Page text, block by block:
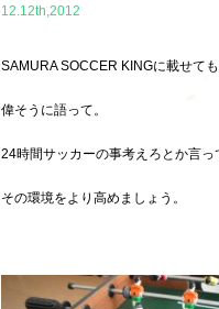
12.12th,2012
SAMURA SOCCER KINGに載せて
偉そうに語って。
24時間サッカーの事考えろとか言っ
その環境をより高めましょう。